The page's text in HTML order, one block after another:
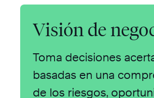
Visión de
Toma decisiones
basadas en una
de los riesgos,